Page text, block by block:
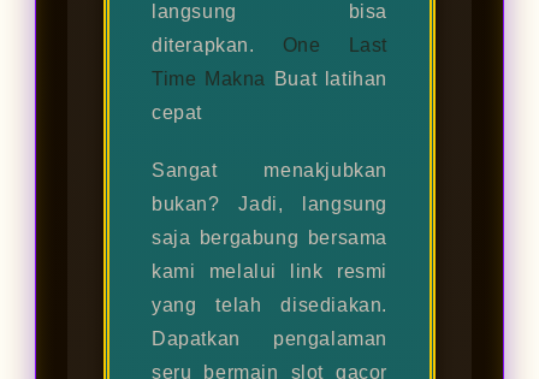
langsung bisa
diterapkan. One Last
Time Makna
Buat latihan
cepat
Sangat menakjubkan
bukan? Jadi, langsung
saja bergabung bersama
kami melalui link resmi
yang telah disediakan.
Dapatkan pengalaman
seru bermain slot gacor